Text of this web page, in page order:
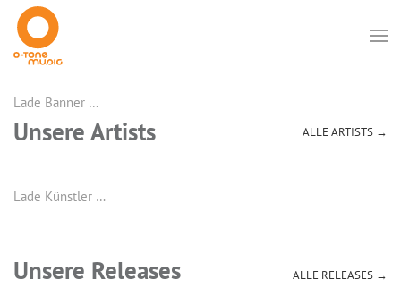
Lade Banner …
Unsere Artists ALLE ARTISTS →
Lade Künstler …
Unsere Releases ALLE RELEASES →